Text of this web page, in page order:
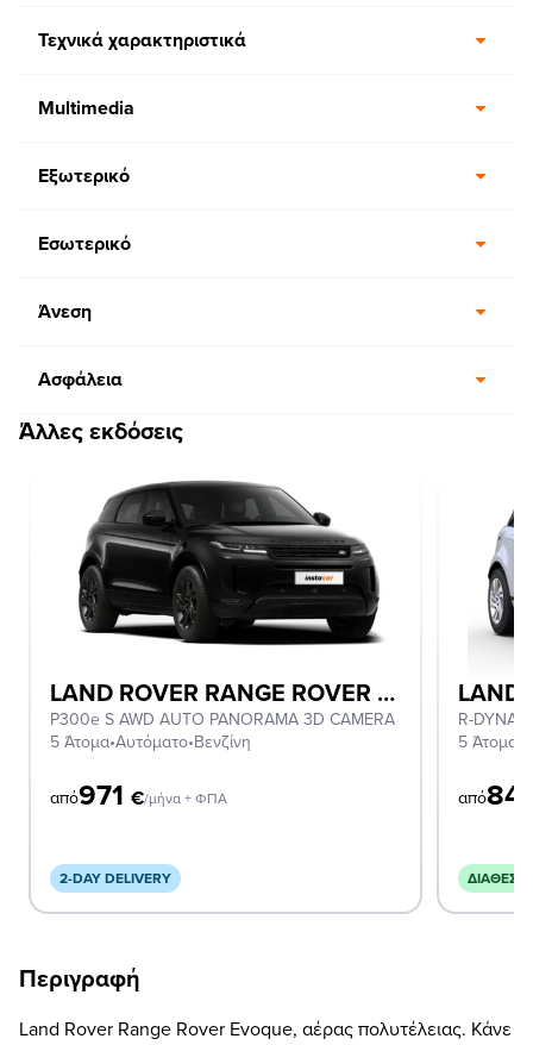
Τεχνικά χαρακτηριστικά
Multimedia
Εξωτερικό
Εσωτερικό
Άνεση
Ασφάλεια
Άλλες εκδόσεις
LAND ROVER RANGE ROVER EVOQUE
P300e S AWD AUTO PANORAMA 3D CAMERA
5 Άτομα•Αυτόματο•Βενζίνη
από971 €/μήνα + ΦΠΑ
2-DAY DELIVERY
R-
5 Άτομα
από
Περιγραφή
Land Rover Range Rover Evoque, αέρας πολυτέλειας. Κάνε